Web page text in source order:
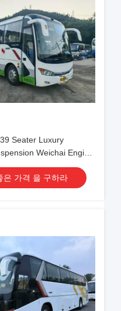
Seater Luxury
Weichai Engine
은 가격 을 구하라